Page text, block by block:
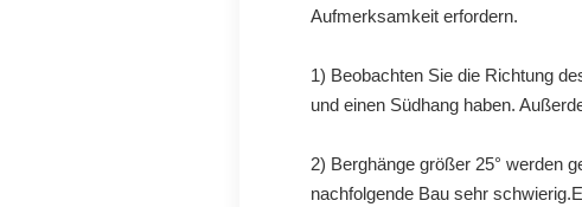
Aufmerksamkeit erfordern.
1) Beobachten Sie die Richtung
und einen Südhang haben.
2) Berghänge größer 25° werden
nachfolgende Bau sehr